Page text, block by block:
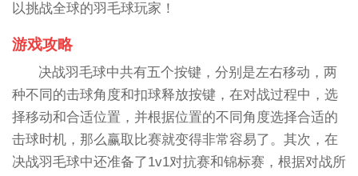
以挑战全球的羽毛球玩家！
游戏攻略
决战羽毛球中共有五个按键，分别是左右移动，两
种不同的击球角度和扣球释放按键，在对战过程中，选
择移动和合适位置，并根据位置的不同角度选择合适的
击球时机，那么赢取比赛就变得非常容易了。其次，在
决战羽毛球中还准备了1v1对抗赛和锦标赛，根据对战所